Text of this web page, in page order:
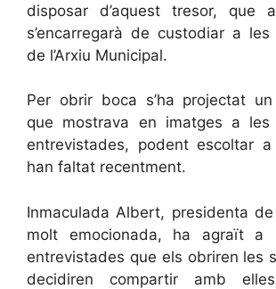
disposar d’aquest tresor, que
s’encarregarà de custodiar a les
de l’Arxiu Municipal.
Per obrir boca s’ha projectat
que mostrava en imatges a les
entrevistades, podent escoltar
han faltat recentment.
Inmaculada Albert, presidenta de
molt emocionada, ha agraït a
entrevistades que els obriren les
decidiren compartir amb